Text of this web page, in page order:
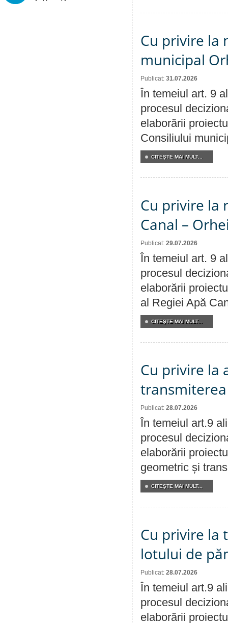
Cu privire la
municipal
Publicat: 31.07.2026
În temeiul art. 9
procesul
elaborării
Consiliului
CITEŞTE MAI MULT...
Cu privire la
Canal –
Publicat: 29.07.2026
În temeiul art. 9
procesul
elaborării
al Regiei Apă
CITEŞTE MAI MULT...
Cu privire la
Publicat: 28.07.2026
În temeiul art.9
procesul
elaborării
geometric și
CITEŞTE MAI MULT...
Cu privire la
lotului de
Publicat: 28.07.2026
În temeiul art.9
procesul
elaborării